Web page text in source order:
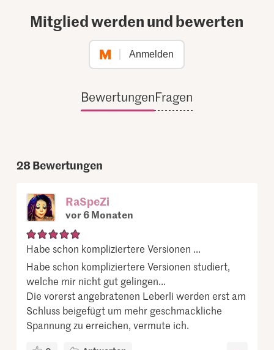
Mitglied werden und bewerten
Anmelden
BewertungenFragen
28Bewertungen
RaSpeZi
vor 6 Monaten
Habe schon kompliziertere Versionen ...
Habe schon kompliziertere Versionen studiert,
welche mir nicht gut gelingen...
Die vorerst angebratenen Leberli werden erst am
Schluss beigefügt um mehr geschmackliche
Spannung zu erreichen, vermute ich.